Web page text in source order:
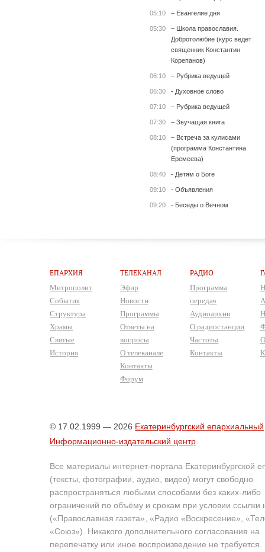
05:10 – Евангелие дня
05:30
– Школа православия.
Добротолюбие (курс ведет
священник Константин
Корепанов)
06:10 – Рубрика ведущей
06:30 - Духовное слово
07:10 – Рубрика ведущей
07:30 – Звучащая книга
08:10
– Встреча за кулисами
(программа Константина
Еремеева)
08:40 - Детям о Боге
09:10 - Объявления
09:20 - Беседы о Вечном
ЕПАРХИЯ
Митрополит
События
Структура
Храмы
Святые
История
ТЕЛЕКАНАЛ
Эфир
Новости
Программы
Ответы на
вопросы
О телеканале
Контакты
Форум
РАДИО
Программа
передач
Аудиоархив
О радиостанции
Частоты
Контакты
© 17.02.1999 — 2026 Екатеринбургский епархиальный
Информационно-издательский центр
Все материалы интернет-портала Екатеринбургской
(тексты, фотографии, аудио, видео) могут свободно
распространяться любыми способами без каких-либо
ограничений по объёму и срокам при условии ссылки
(«Православная газета», «Радио «Воскресение»,
«Союз»). Никакого дополнительного согласования на
перепечатку или иное воспроизведение не требуется.